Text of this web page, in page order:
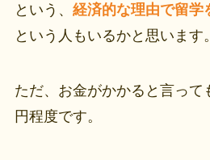
という、 経済的な理由で留学
という人もいるかと思います。
ただ、お金がかかると言って
円程度です。